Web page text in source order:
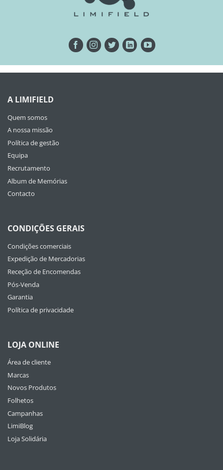
A LIMIFIELD
Quem somos
A nossa missão
Política de gestão
Equipa
Recrutamento
Album de Memórias
Contacto
CONDIÇÕES GERAIS
Condições comerciais
Expedição de Mercadorias
Receção de Encomendas
Pós-Venda
Garantia
Política de privacidade
LOJA ONLINE
Área de cliente
Marcas
Novos Produtos
Folhetos
Campanhas
LimiBlog
Loja Solidária